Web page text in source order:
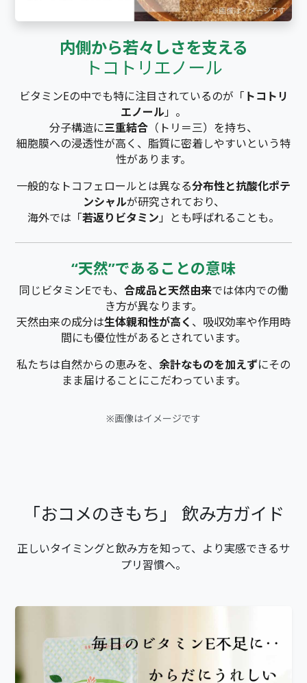
内側から若々しさを支える
トコトリエノール
ビタミンEの中でも特に注目されているのが「 トコトリ
エノール」。
分子構造に三重結合 （トリ＝三）を持ち、
細胞膜への浸透性が高く、脂質に密着しやすいという特
性があります。
一般的なトコフェロールとは異なる分布性と抗酸化ポテ
ンシャルが研究されており、
海外では「若返りビタミン」とも呼ばれることも。
“天然”であることの意味
同じビタミンEでも、 合成品と天然由来では体内での働
き方が異なります。
天然由来の成分は生体親和性が高く 、吸収効率や作用時
間にも優位性があるとされています。
私たちは自然からの恵みを、 余計なものを加えずにその
まま届けることにこだわっています。
※画像はイメージです
「おコメのきもち」 飲み方ガイド
正しいタイミングと飲み方を知って、より実感できるサ
プリ習慣へ。